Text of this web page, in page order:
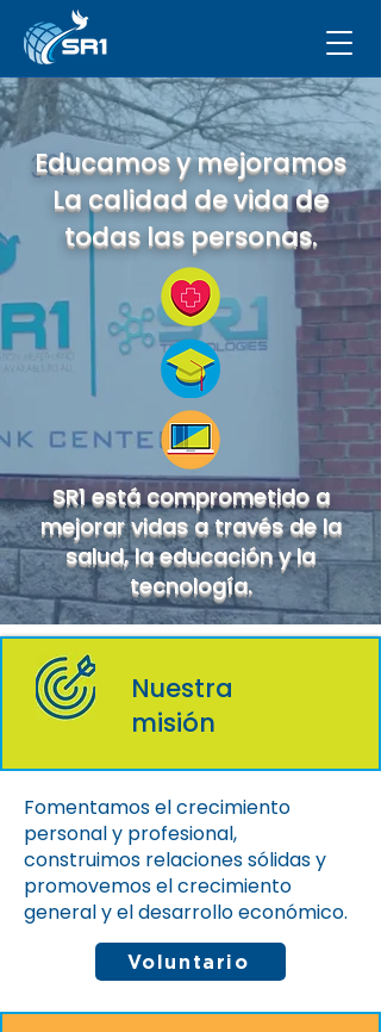
Educamos y mejoramos
La calidad de vida de
todas las personas.
SR1 está comprometido a
mejorar vidas a través de la
salud, la educación y la
tecnología.
Nuestra
misión
Fomentamos el crecimiento
personal y profesional,
construimos relaciones sólidas y
promovemos el crecimiento
general y el desarrollo económico.
Voluntario